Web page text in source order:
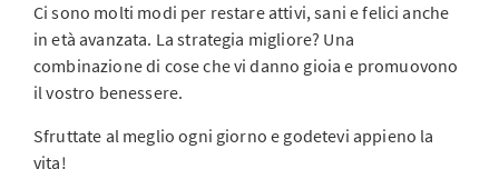
Ci sono molti modi per restare attivi, sani e felici anche
in età avanzata. La strategia migliore? Una
combinazione di cose che vi danno gioia e promuovono
il vostro benessere.
Sfruttate al meglio ogni giorno e godetevi appieno la
vita!